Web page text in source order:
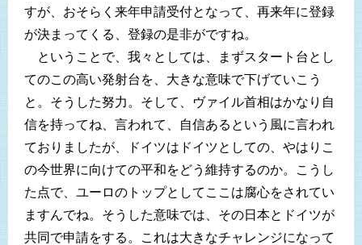
すが、おそらく来年申請受付となって、再来年に登録
が決まってくる、登録の是非がですね。
ということで、我々としては、まずスタート台とし
てのこの高い発射台を、大きな意味で下げていこう
と。そうした努力。そして、ヴァイル首相はかなり自
信を持ってね、言われて、自信あるという風に言われ
ておりましたが、ドイツはドイツとしての、やはりこ
の今世界に向けての平和をどう維持するのか。こうし
た点で、ユーロのトップとしてここは腐心をされてい
ますんでね。そうした意味では、その日本とドイツが
共同で申請をする。これは大きなチャレンジになって